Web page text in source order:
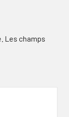
Les champs